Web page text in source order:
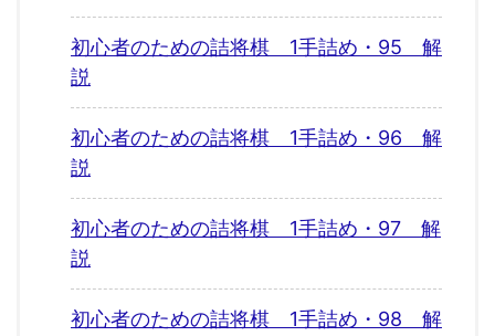
初心者のための詰将棋 1手詰め・95 解
説
初心者のための詰将棋 1手詰め・96 解
説
初心者のための詰将棋 1手詰め・97 解
説
初心者のための詰将棋 1手詰め・98 解